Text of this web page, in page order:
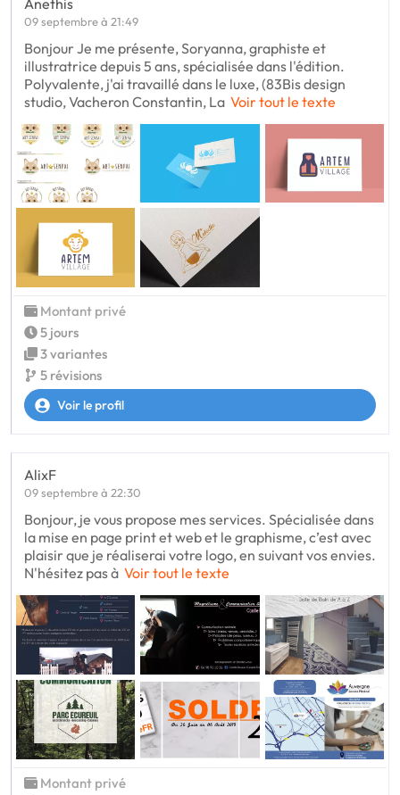
09 septembre à 21:49
Bonjour Je me présente, Soryanna, graphiste et
illustratrice depuis 5 ans, spécialisée dans l'édition.
Polyvalente, j'ai travaillé dans le luxe, (83Bis design
studio, Vacheron Constantin, La Voir tout le texte
Montant privé
5 jours
3 variantes
5 révisions
Voir le profil
AlixF
09 septembre à 22:30
Bonjour, je vous propose mes services. Spécialisée dans
la mise en page print et web et le graphisme, c’est avec
plaisir que je réaliserai votre logo, en suivant vos envies.
N'hésitez pas à Voir tout le texte
Montant privé